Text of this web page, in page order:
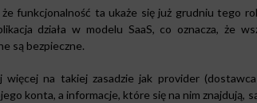
że funkcjonalność ta ukaże się już grudniu tego
działa w modelu SaaS, co oznacza, że
są bezpieczne.
więcej na takiej zasadzie jak provider
konta, a informacje, które się na nim znajdują,